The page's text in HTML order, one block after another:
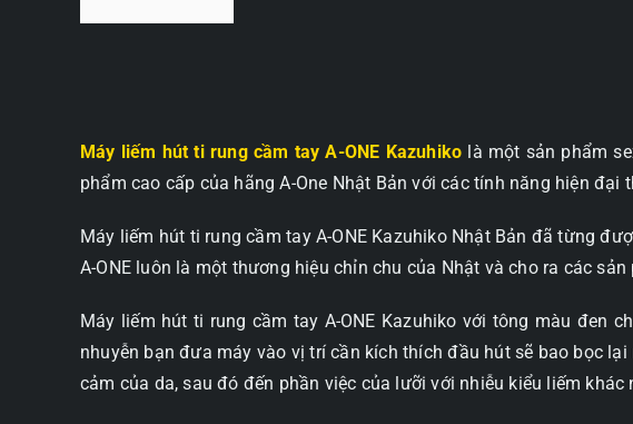
Máy liếm hút ti rung cầm tay A-ONE Kazuhiko là một sản phẩm
phẩm cao cấp của hãng A-One Nhật Bản với các tính năng hiện
Máy liếm hút ti rung cầm tay A-ONE Kazuhiko Nhật Bản đã từng
A-ONE luôn là một thương hiệu chỉn chu của Nhật và cho ra các
Máy liếm hút ti rung cầm tay A-ONE Kazuhiko với tông màu đen
nhuyễn bạn đưa máy vào vị trí cần kích thích đầu hút sẽ bao bọc
cảm của da, sau đó đến phần việc của lưỡi với nhiễu kiểu liếm